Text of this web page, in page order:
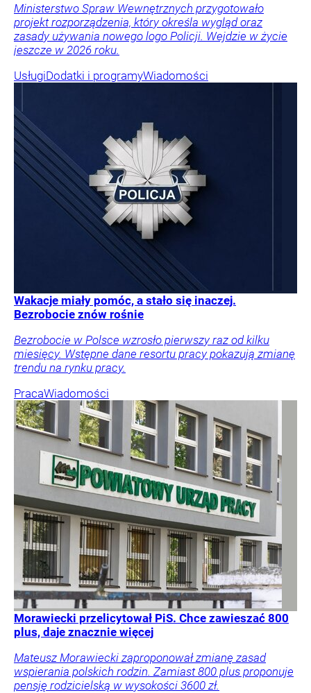
Ministerstwo Spraw Wewnętrznych przygotowało
projekt rozporządzenia, który określa wygląd oraz
zasady używania nowego logo Policji. Wejdzie w życie
jeszcze w 2026 roku.
UsługiDodatki i programyWiadomości
Wakacje miały pomóc, a stało się inaczej.
Bezrobocie znów rośnie
Bezrobocie w Polsce wzrosło pierwszy raz od kilku
miesięcy. Wstępne dane resortu pracy pokazują zmianę
trendu na rynku pracy.
PracaWiadomości
Morawiecki przelicytował PiS. Chce zawieszać 800
plus, daje znacznie więcej
Mateusz Morawiecki zaproponował zmianę zasad
wspierania polskich rodzin. Zamiast 800 plus proponuje
pensję rodzicielską w wysokości 3600 zł.